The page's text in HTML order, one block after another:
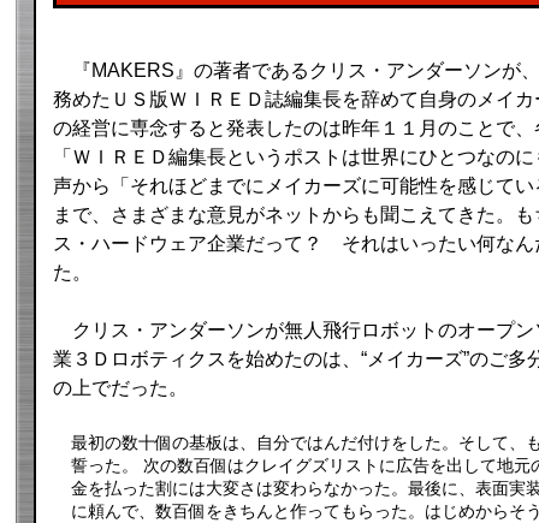
『MAKERS』の著者であるクリス・アンダーソンが
務めたＵＳ版ＷＩＲＥＤ誌編集長を辞めて自身のメイ
の経営に専念すると発表したのは昨年１１月のことで
「ＷＩＲＥＤ編集長というポストは世界にひとつなの
声から「それほどまでにメイカーズに可能性を感じて
まで、さまざまな意見がネットからも聞こえてきた。
ス・ハードウェア企業だって？ それはいったい何なん
た。
クリス・アンダーソンが無人飛行ロボットのオープ
業３Ｄロボティクスを始めたのは、“メイカーズ”のご多
の上でだった。
最初の数十個の基板は、自分ではんだ付けをした。そして、
誓った。 次の数百個はクレイグズリストに広告を出して地元
金を払った割には大変さは変わらなかった。最後に、表面実
に頼んで、数百個をきちんと作ってもらった。はじめからそ